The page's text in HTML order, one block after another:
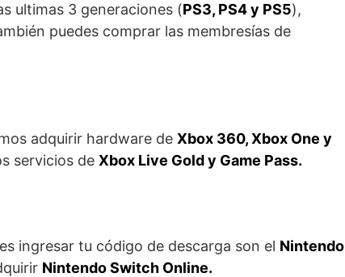
ultimas 3 generaciones (PS3, PS4 y PS5),
puedes comprar las membresías de
adquirir hardware de Xbox 360, Xbox One y
servicios de Xbox Live Gold y Game Pass.
ingresar tu código de descarga son el Nintendo
Nintendo Switch Online.